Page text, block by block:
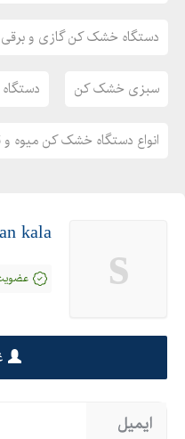
دستگاه خشک کن گازی و برقی
سبزی خشک کن
انواع دستگاه خشک کن میوه و
s
kala
ایمیل